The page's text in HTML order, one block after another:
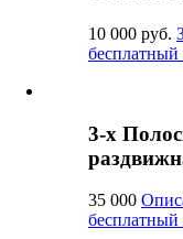
10 000 руб.
бесплатный
3-х
35 000
бесплатный